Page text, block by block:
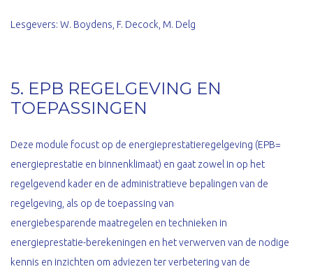
Lesgevers: W. Boydens, F. Decock, M. Delg
5. EPB REGELGEVING EN
TOEPASSINGEN
Deze module focust op de energieprestatieregelgeving (EPB=
energieprestatie en binnenklimaat) en gaat zowel in op het
regelgevend kader en de administratieve bepalingen van de
regelgeving, als op de toepassing van
energiebesparende maatregelen en technieken in
energieprestatie-berekeningen en het verwerven van de nodige
kennis en inzichten om adviezen ter verbetering van de